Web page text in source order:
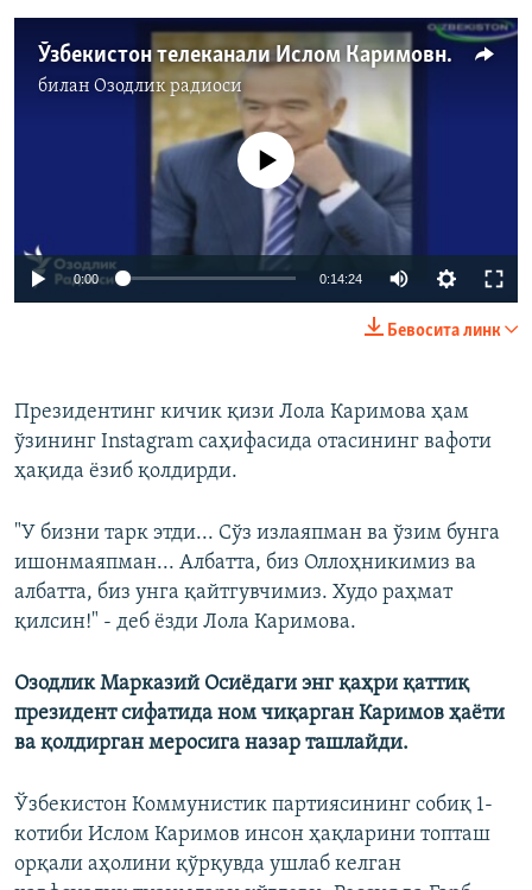
Ўзбекистон телеканали Ислом Каримовнинг ўлганини эълон қилди
билан Озодлик радиоси
Айни дамда медиа-манба мавжуд эмас
0:00 0:14:24
Бевосита линк
Президентинг кичик қизи Лола Каримова ҳам
ўзининг Instagram саҳифасида отасининг вафоти
ҳақида ёзиб қолдирди.
"У бизни тарк этди... Сўз излаяпман ва ўзим бунга
ишонмаяпман... Албатта, биз Оллоҳникимиз ва
албатта, биз унга қайтгувчимиз. Худо раҳмат
қилсин!" - деб ёзди Лола Каримова.
Озодлик Марказий Осиëдаги энг қаҳри қаттиқ
президент сифатида ном чиқарган Каримов ҳаëти
ва қолдирган меросига назар ташлайди.
Ўзбекистон Коммунистик партиясининг собиқ 1-
котиби Ислом Каримов инсон ҳақларини топташ
орқали аҳолини қўрқувда ушлаб келган